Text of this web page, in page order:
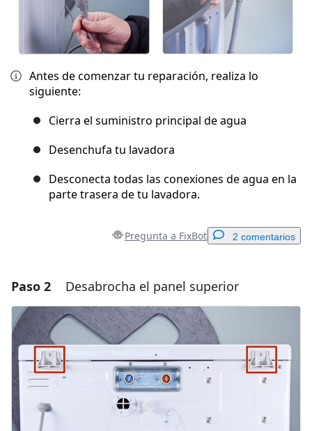
Antes de comenzar tu reparación, realiza lo
siguiente:
Cierra el suministro principal de agua
Desenchufa tu lavadora
Desconecta todas las conexiones de agua en la
parte trasera de tu lavadora.
Pregunta a FixBot 2 comentarios
Agregar un comentario
Agregar Comentario
Cancelar Publicar comentario
Paso 2 Desabrocha el panel superior